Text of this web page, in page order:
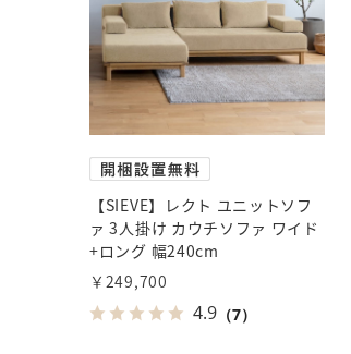
【SIEVE】レクト ユニットソフ
ァ 3人掛け カウチソファ ワイド
+ロング 幅240cm
￥249,700
4.9 （7）